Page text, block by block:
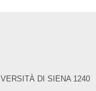
DI SIENA 1240